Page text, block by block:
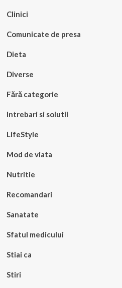
Clinici
Comunicate de presa
Dieta
Diverse
Fără categorie
Intrebari si solutii
LifeStyle
Mod de viata
Nutritie
Recomandari
Sanatate
Sfatul medicului
Stiai ca
Stiri